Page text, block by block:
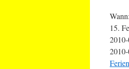
Wann:
15.
Ferien